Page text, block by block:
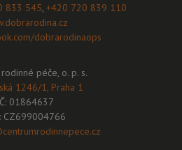
833 545, +420 720 839 110
dobrarodinaops
péče, o. p. s.
1246/1, Praha 1
01864637
CZ699004766